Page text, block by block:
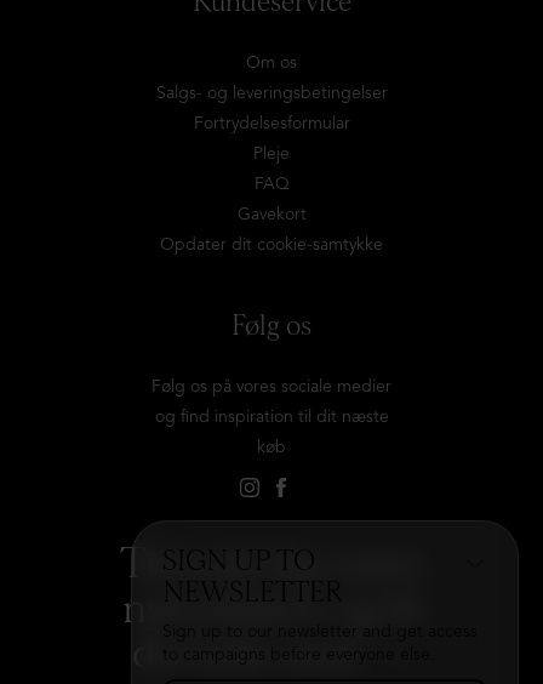
SIGN UP TO
Om os
Salgs- og leveringsbetingelser
Fortrydelsesformular
Pleje
FAQ
Gavekort
Opdater dit cookie-samtykke
Følg os
Følg os på vores sociale medier
og find inspiration til dit næste
køb
Tilmeld dig vores
nyhedsbrev og få